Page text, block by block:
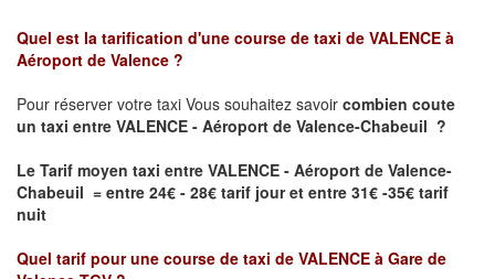
Quel est la tarification d'une course de taxi de VALENCE à
Aéroport de Valence ?
Pour réserver votre taxi Vous souhaitez savoir combien coute
un taxi entre VALENCE - Aéroport de Valence-Chabeuil ?
Le Tarif moyen taxi entre VALENCE - Aéroport de Valence-
Chabeuil = entre 24€ - 28€ tarif jour et entre 31€ -35€ tarif
nuit
Quel tarif pour une course de taxi de VALENCE à Gare de